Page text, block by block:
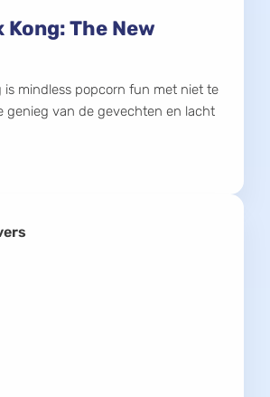
Kong: The New
is mindless popcorn fun met niet te
genieg van de gevechten en lacht